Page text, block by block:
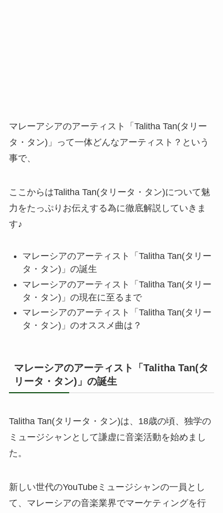
マレーアシアのアーティスト「Talitha Tan(タリー
タ・タン)」って一体どんなアーティスト？という
事で、
ここからはTalitha Tan(タリータ・タン)について魅
力をたっぷりお伝えする為に徹底解説していきま
す♪
マレーシアのアーティスト「Talitha Tan(タリー
タ・タン)」の誕生
マレーシアのアーティスト「Talitha Tan(タリー
タ・タン)」の現在に至るまで
マレーシアのアーティスト「Talitha Tan(タリー
タ・タン)」のオススメ曲は？
マレーシアのアーティスト「Talitha Tan(タ
リータ・タン)」の誕生
Talitha Tan(タリータ・タン)は、18歳の頃、独学の
ミュージシャンとして謙虚に音楽活動を始めまし
た。
新しい世代のYouTubeミュージシャンの一員とし
て、マレーシアの音楽業界でマーケティングを行